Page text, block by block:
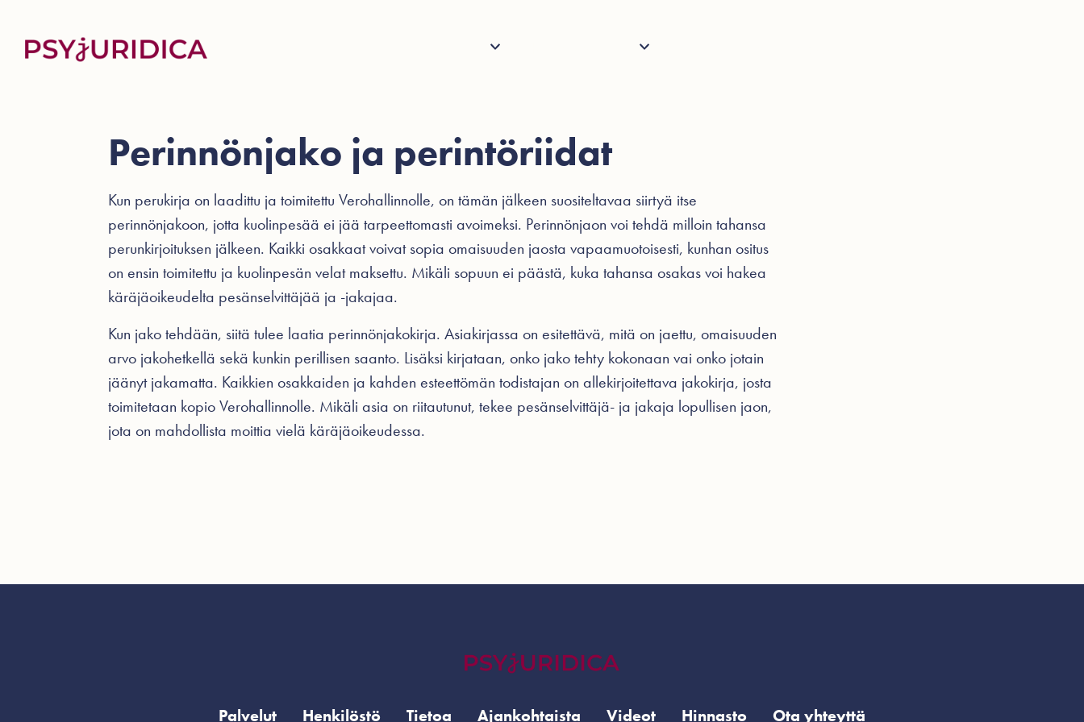
Palvelut Tietoa
Perinnönjako ja perintöriidat
Kun perukirja on laadittu ja toimitettu Verohallinnolle, on tämän jälkeen suositeltavaa siirtyä itse
perinnönjakoon, jotta kuolinpesää ei jää tarpeettomasti avoimeksi. Perinnönjaon voi tehdä milloin tahansa
perunkirjoituksen jälkeen. Kaikki osakkaat voivat sopia omaisuuden jaosta vapaamuotoisesti, kunhan ositus
on ensin toimitettu ja kuolinpesän velat maksettu. Mikäli sopuun ei päästä, kuka tahansa osakas voi hakea
käräjäoikeudelta pesänselvittäjää ja -jakajaa.
Kun jako tehdään, siitä tulee laatia perinnönjakokirja. Asiakirjassa on esitettävä, mitä on jaettu, omaisuuden
arvo jakohetkellä sekä kunkin perillisen saanto. Lisäksi kirjataan, onko jako tehty kokonaan vai onko jotain
jäänyt jakamatta. Kaikkien osakkaiden ja kahden esteettömän todistajan on allekirjoitettava jakokirja, josta
toimitetaan kopio Verohallinnolle. Mikäli asia on riitautunut, tekee pesänselvittäjä- ja jakaja lopullisen jaon,
jota on mahdollista moittia vielä käräjäoikeudessa.
Palvelut Henkilöstö Tietoa Ajankohtaista Videot Hinnasto Ota yhteyttä